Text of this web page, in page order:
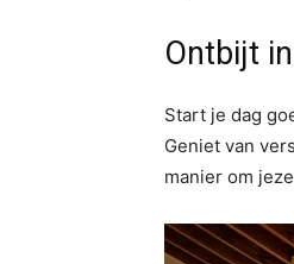
Ontbijt
Start je dag
Geniet van
manier om